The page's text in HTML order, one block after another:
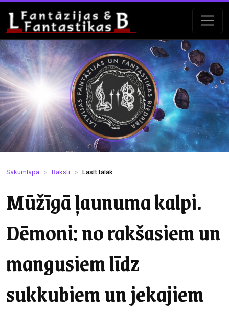
Sākumlapa Raksti Lasīt tālāk
Mūžīgā ļaunuma kalpi.
Dēmoni: no rakšasiem un
mangusiem līdz
sukkubiem un jekajiem